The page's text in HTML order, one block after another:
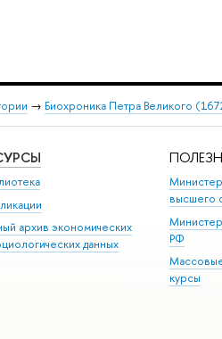
→ Биохроника Петра Великого
архив экономических
данных
высшего
РФ
курсы